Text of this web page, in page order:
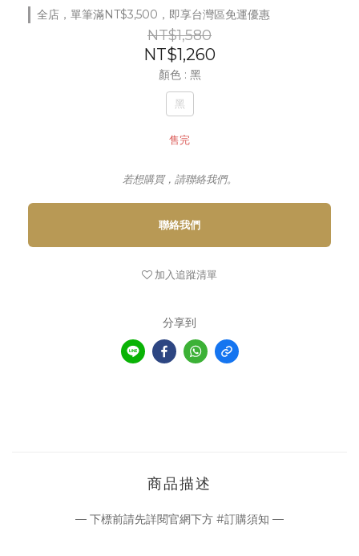
全店，單筆滿NT$3,500，即享台灣區免運優惠
NT$1,580
NT$1,260
顏色 : 黑
黑
售完
若想購買，請聯絡我們。
聯絡我們
加入追蹤清單
分享到
商品描述
— 下標前請先詳閱官網下方 #訂購須知 —